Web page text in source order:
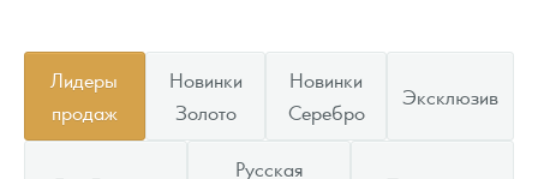
Лидеры
продаж
Новинки
Золото
Новинки
Серебро
Эксклюзив
Русская